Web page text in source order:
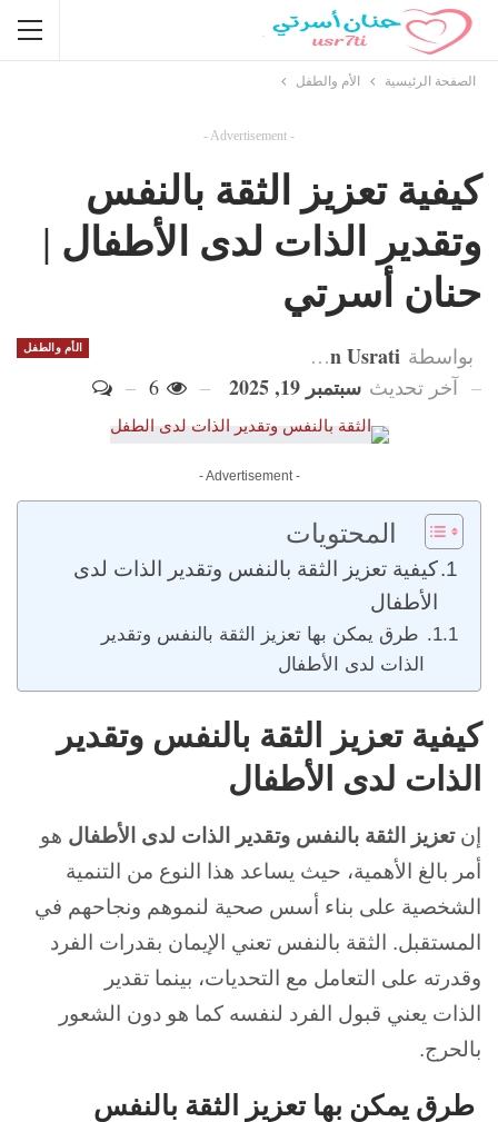
الصفحة الرئيسية الأم والطفل
- Advertisement -
كيفية تعزيز الثقة بالنفس
وتقدير الذات لدى الأطفال |
حنان أسرتي
الأم والطفل بواسطة Hanan Usrati
آخر تحديث سبتمبر 19, 2025
- Advertisement -
المحتويات
كيفية تعزيز الثقة بالنفس وتقدير الذات لدى
الأطفال
طرق يمكن بها تعزيز الثقة بالنفس وتقدير
الذات لدى الأطفال
كيفية تعزيز الثقة بالنفس وتقدير
الذات لدى الأطفال
إن تعزيز الثقة بالنفس وتقدير الذات لدى الأطفال هو
أمر بالغ الأهمية، حيث يساعد هذا النوع من التنمية
الشخصية على بناء أسس صحية لنموهم ونجاحهم في
المستقبل. الثقة بالنفس تعني الإيمان بقدرات الفرد
وقدرته على التعامل مع التحديات، بينما تقدير
الذات يعني قبول الفرد لنفسه كما هو دون الشعور
بالحرج.
طرق يمكن بها تعزيز الثقة بالنفس